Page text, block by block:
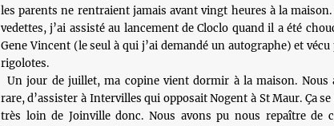
les parents ne rentraient jamais avant vingt heures à la maison.
vedettes, j’ai assisté au lancement de Cloclo quand il a été
Gene Vincent (le seul à qui j’ai demandé un autographe) et vécu
rigolotes.
Un jour de juillet, ma copine vient dormir à la maison. Nous
rare, d’assister à Intervilles qui opposait Nogent à St Maur. Ça
très loin de Joinville donc. Nous avons pu nous repaître de